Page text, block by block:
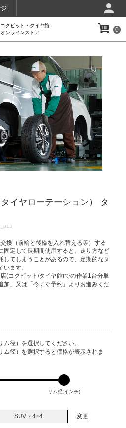
ジ
コクピット・タイヤ館
オンラインストア
0
イヤローテーション） タ
換（前輪と後輪を入れ替える等）する
固定して長期間使用すると、走り方など
してしまうことがあるので、定期的なタ
ます。
(コクピット/タイヤ館)での作業1台分単
加」又は「今すぐ予約」よりお進みくだ
径）を選択してください。
ム径）を選択すると価格が表示されま
リム径(インチ)
SUV・4×4 変更